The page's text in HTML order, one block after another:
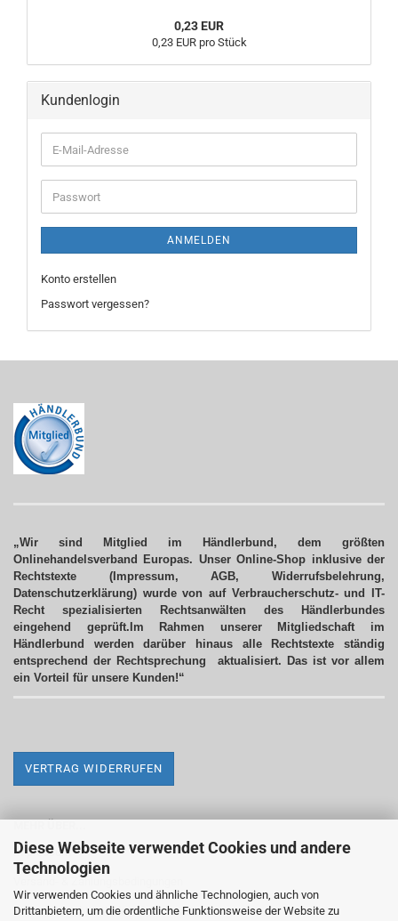
Diese Webseite verwendet Cookies und andere
Technologien
Wir verwenden Cookies und ähnliche Technologien, auch von
Drittanbietern, um die ordentliche Funktionsweise der Website zu
0,23 EUR
0,23 EUR pro Stück
Kundenlogin
E-
Mail-
Adresse
Passwort
ANMELDEN
Konto erstellen
Passwort vergessen?
„Wir sind Mitglied im Händlerbund, dem größten
Onlinehandelsverband Europas. Unser Online-Shop inklusive der
Rechtstexte (Impressum, AGB, Widerrufsbelehrung,
Datenschutzerklärung) wurde von auf Verbraucherschutz- und IT-
Recht spezialisierten Rechtsanwälten des Händlerbundes
eingehend geprüft.Im Rahmen unserer Mitgliedschaft im
Händlerbund werden darüber hinaus alle Rechtstexte ständig
entsprechend der Rechtsprechung aktualisiert. Das ist vor allem
ein Vorteil für unsere Kunden!“
VERTRAG WIDERRUFEN
Impressum
Versand- & Zahlungsbedingungen
Widerrufsrecht & Widerrufsformular